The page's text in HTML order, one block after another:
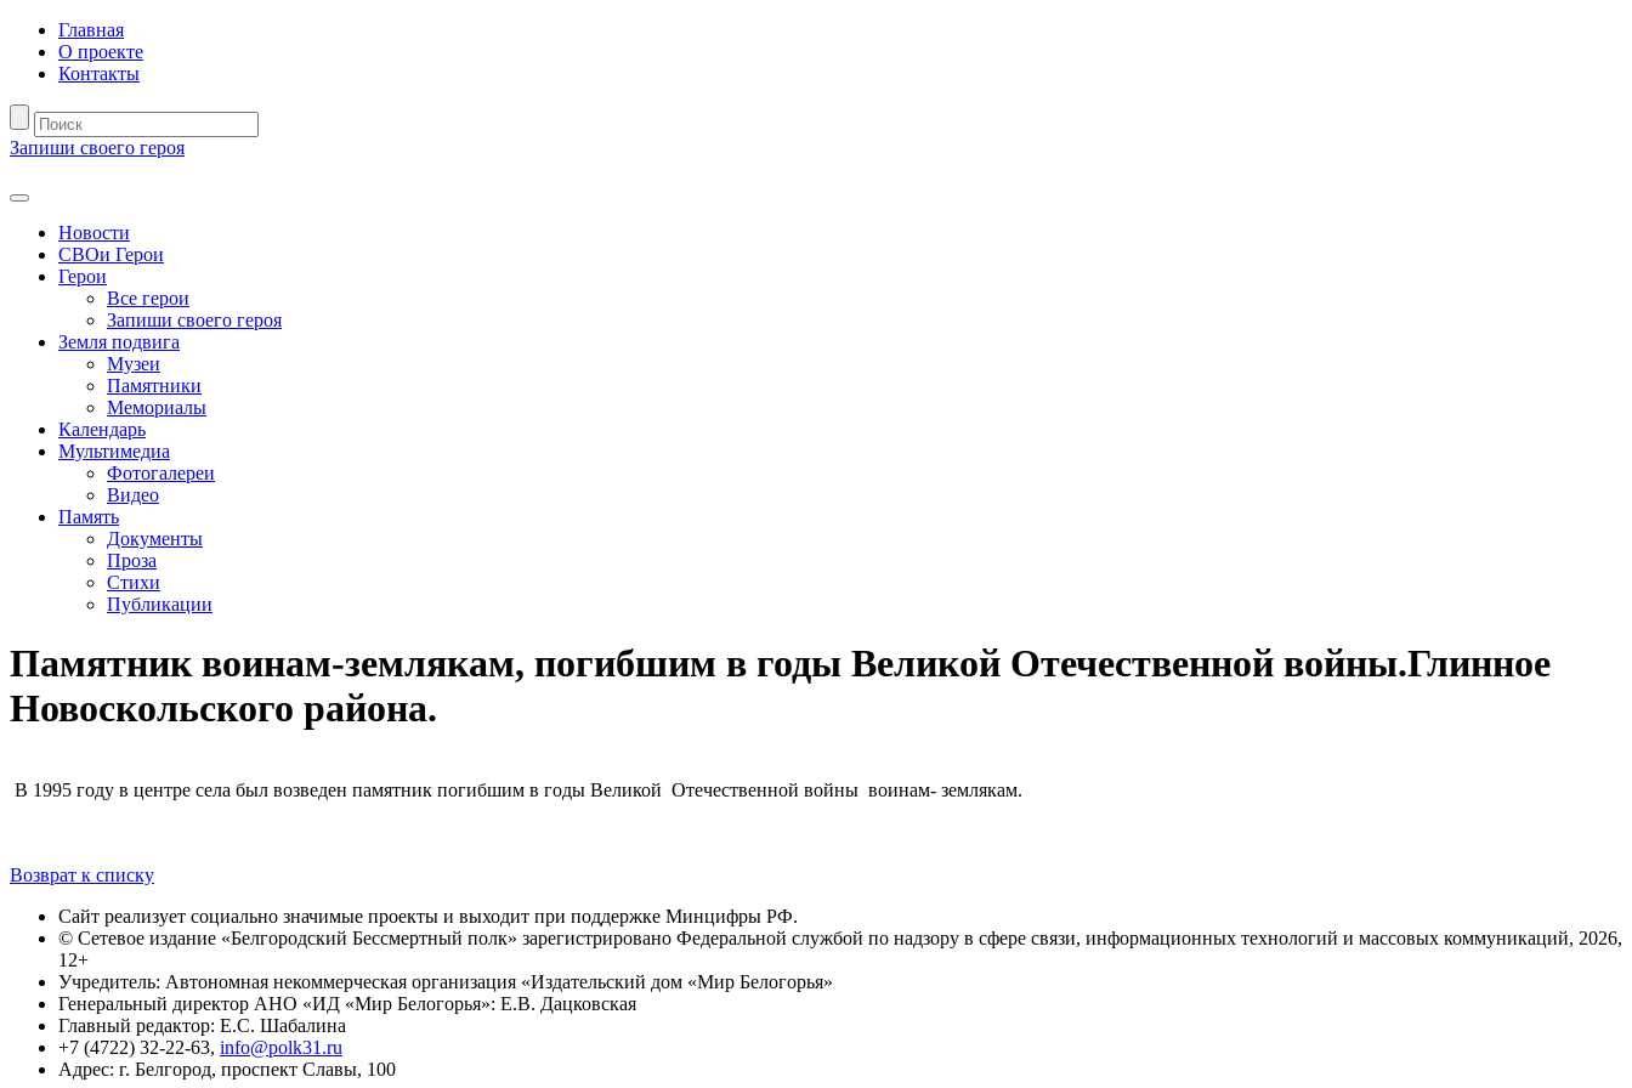
Главная
О проекте
Контакты
Запиши своего героя
Новости
СВОи Герои
Герои
Все герои
Запиши своего героя
Земля подвига
Музеи
Памятники
Мемориалы
Календарь
Мультимедиа
Фотогалереи
Видео
Память
Документы
Проза
Стихи
Публикации
Памятник воинам-землякам, погибшим в годы Великой Отечественной войны.Глинное
Новоскольского района.
В 1995 году в центре села был возведен памятник погибшим в годы Великой Отечественной войны воинам- землякам.
Возврат к списку
Сайт реализует социально значимые проекты и выходит при поддержке Минцифры РФ.
© Сетевое издание «Белгородский Бессмертный полк» зарегистрировано Федеральной службой по надзору в сфере связи, информационных технологий и массовых коммуникаций, 2026,
12+
Учредитель: Автономная некоммерческая организация «Издательский дом «Мир Белогорья»
Генеральный директор АНО «ИД «Мир Белогорья»: Е.В. Дацковская
Главный редактор: Е.С. Шабалина
+7 (4722) 32-22-63, info@polk31.ru
Адрес: г. Белгород, проспект Славы, 100